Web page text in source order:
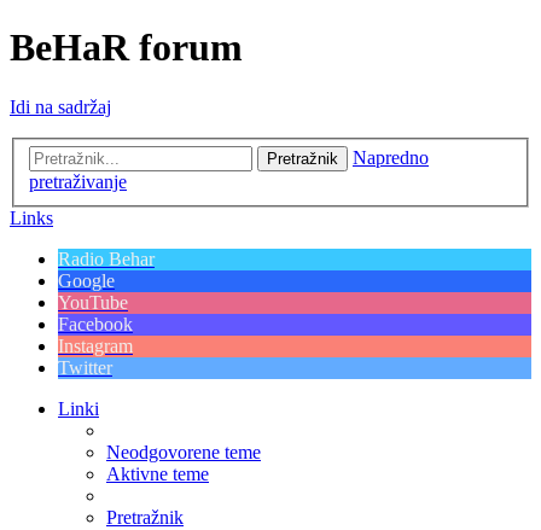
BeHaR forum
Idi na sadržaj
Pretražnik
Napredno
pretraživanje
Links
Radio Behar
Google
YouTube
Facebook
Instagram
Twitter
Linki
Neodgovorene teme
Aktivne teme
Pretražnik